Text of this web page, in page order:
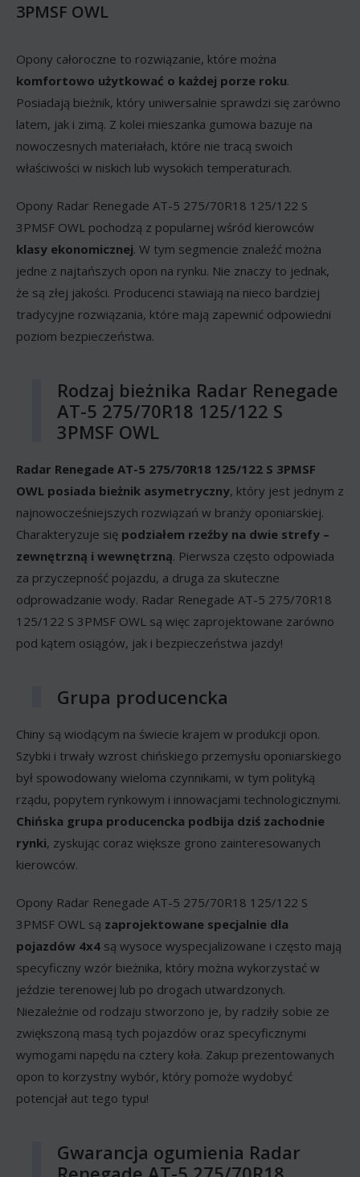
3PMSF OWL
Opony całoroczne to rozwiązanie, które można
komfortowo użytkować o każdej porze roku.
Posiadają bieżnik, który uniwersalnie sprawdzi się zarówno
latem, jak i zimą. Z kolei mieszanka gumowa bazuje na
nowoczesnych materiałach, które nie tracą swoich
właściwości w niskich lub wysokich temperaturach.
Opony Radar Renegade AT-5 275/70R18 125/122 S
3PMSF OWL pochodzą z popularnej wśród kierowców
klasy ekonomicznej. W tym segmencie znaleźć można
jedne z najtańszych opon na rynku. Nie znaczy to jednak,
że są złej jakości. Producenci stawiają na nieco bardziej
tradycyjne rozwiązania, które mają zapewnić odpowiedni
poziom bezpieczeństwa.
Rodzaj bieżnika Radar Renegade
AT-5 275/70R18 125/122 S
3PMSF OWL
Radar Renegade AT-5 275/70R18 125/122 S 3PMSF
OWL posiada bieżnik asymetryczny, który jest jednym z
najnowocześniejszych rozwiązań w branży oponiarskiej.
Charakteryzuje się podziałem rzeźby na dwie strefy –
zewnętrzną i wewnętrzną. Pierwsza często odpowiada
za przyczepność pojazdu, a druga za skuteczne
odprowadzanie wody. Radar Renegade AT-5 275/70R18
125/122 S 3PMSF OWL są więc zaprojektowane zarówno
pod kątem osiągów, jak i bezpieczeństwa jazdy!
Grupa producencka
Chiny są wiodącym na świecie krajem w produkcji opon.
Szybki i trwały wzrost chińskiego przemysłu oponiarskiego
był spowodowany wieloma czynnikami, w tym polityką
rządu, popytem rynkowym i innowacjami technologicznymi.
Chińska grupa producencka podbija dziś zachodnie
rynki, zyskując coraz większe grono zainteresowanych
kierowców.
Opony Radar Renegade AT-5 275/70R18 125/122 S
3PMSF OWL są zaprojektowane specjalnie dla
pojazdów 4x4 są wysoce wyspecjalizowane i często mają
specyficzny wzór bieżnika, który można wykorzystać w
jeździe terenowej lub po drogach utwardzonych.
Niezależnie od rodzaju stworzono je, by radziły sobie ze
zwiększoną masą tych pojazdów oraz specyficznymi
wymogami napędu na cztery koła. Zakup prezentowanych
opon to korzystny wybór, który pomoże wydobyć
potencjał aut tego typu!
Gwarancja ogumienia Radar